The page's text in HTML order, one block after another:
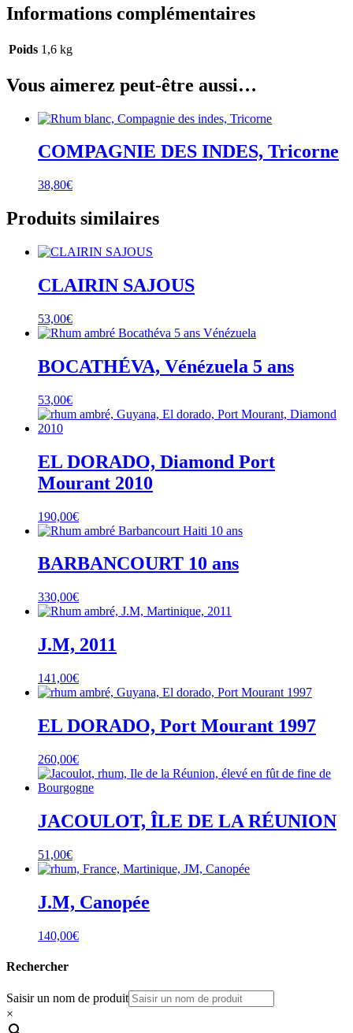
Informations complémentaires
Poids 1,6 kg
Vous aimerez peut-être aussi…
COMPAGNIE DES INDES, Tricorne
38,80€
Produits similaires
CLAIRIN SAJOUS
53,00€
BOCATHÉVA, Vénézuela 5 ans
53,00€
EL DORADO, Diamond Port
Mourant 2010
190,00€
BARBANCOURT 10 ans
330,00€
J.M, 2011
141,00€
EL DORADO, Port Mourant 1997
260,00€
JACOULOT, ÎLE DE LA RÉUNION
51,00€
J.M, Canopée
140,00€
Rechercher
Saisir un nom de produit
×